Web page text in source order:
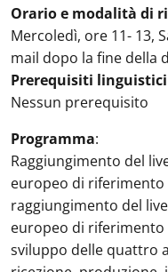
Orario e modalità di
Mercoledì, ore 11- 13,
mail dopo la fine della
Prerequisiti linguistici
Nessun prerequisito
Programma:
Raggiungimento del
europeo di
raggiungimento del
europeo di
sviluppo delle quattro